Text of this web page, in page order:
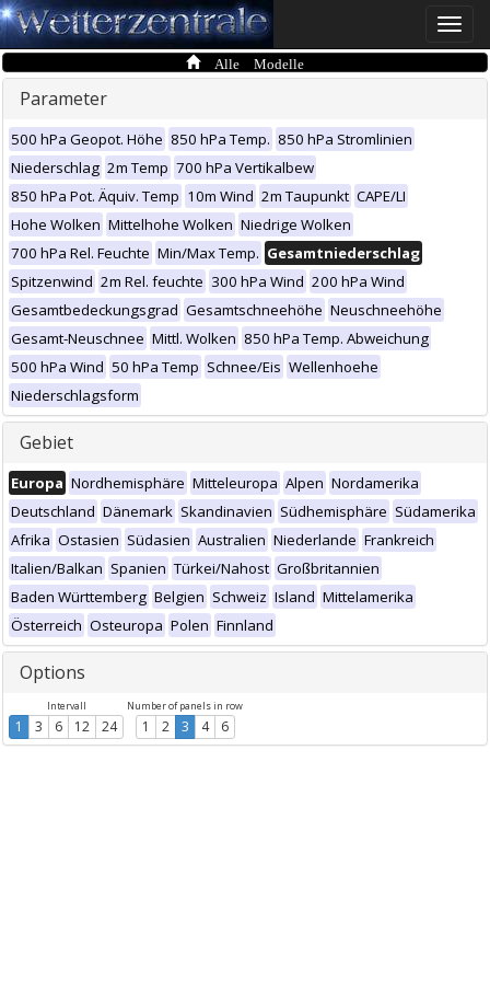
Toggle
Alle Modelle
Parameter
500 hPa Geopot. Höhe 850 hPa Temp. 850 hPa Stromlinien
Niederschlag 2m Temp 700 hPa Vertikalbew
850 hPa Pot. Äquiv. Temp 10m Wind 2m Taupunkt CAPE/LI
Hohe Wolken Mittelhohe Wolken Niedrige Wolken
700 hPa Rel. Feuchte Min/Max Temp. Gesamtniederschlag
Spitzenwind 2m Rel. feuchte 300 hPa Wind 200 hPa Wind
Gesamtbedeckungsgrad Gesamtschneehöhe Neuschneehöhe
Gesamt-Neuschnee Mittl. Wolken 850 hPa Temp. Abweichung
500 hPa Wind 50 hPa Temp Schnee/Eis Wellenhoehe
Niederschlagsform
Gebiet
Europa Nordhemisphäre Mitteleuropa Alpen Nordamerika
Deutschland Dänemark Skandinavien Südhemisphäre Südamerika
Afrika Ostasien Südasien Australien Niederlande Frankreich
Italien/Balkan Spanien Türkei/Nahost Großbritannien
Baden Württemberg Belgien Schweiz Island Mittelamerika
Österreich Osteuropa Polen Finnland
Options
Intervall
1 3 6 12 24
Number of panels in row
1 2 3 4 6